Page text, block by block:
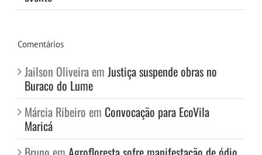
Comentários
Jailson Oliveira em Justiça suspende obras no
Buraco do Lume
Márcia Ribeiro em Convocação para EcoVila
Maricá